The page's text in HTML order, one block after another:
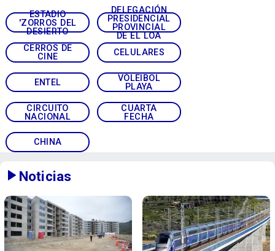
ESTADIO
'ZORROS DEL
DESIERTO
DELEGACIÓN
PRESIDENCIAL
PROVINCIAL
DE EL LOA
CERROS DE
CINE
CELULARES
ENTEL
VÓLEIBOL
PLAYA
CIRCUITO
NACIONAL
CUARTA
FECHA
CHINA
Noticias